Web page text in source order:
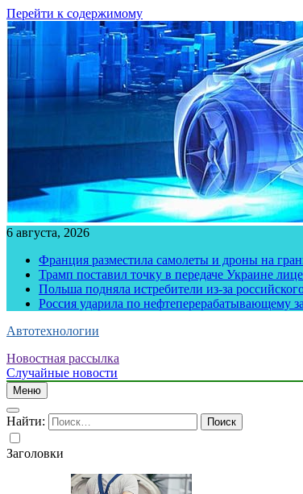
Перейти к содержимому
6 августа, 2026
Франция разместила самолеты и дроны на
Трамп поставил точку в передаче Украине
Польша подняла истребители из-за
Россия ударила по нефтеперерабатывающему
Автотехнологии
Новостная рассылка
Случайные новости
Меню
Найти:
Заголовки